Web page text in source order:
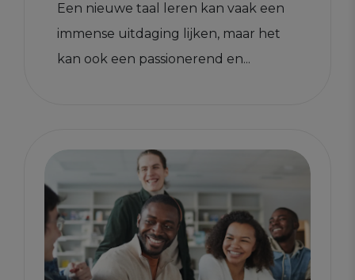
Een nieuwe taal leren kan vaak een
immense uitdaging lijken, maar het
kan ook een passionerend en...